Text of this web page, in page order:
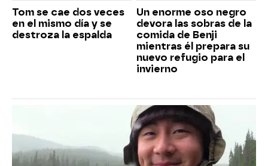
Tom se cae dos veces
en el mismo día y se
destroza la espalda
Un enorme oso negro
devora las sobras de la
comida de Benji
mientras él prepara su
nuevo refugio para el
invierno